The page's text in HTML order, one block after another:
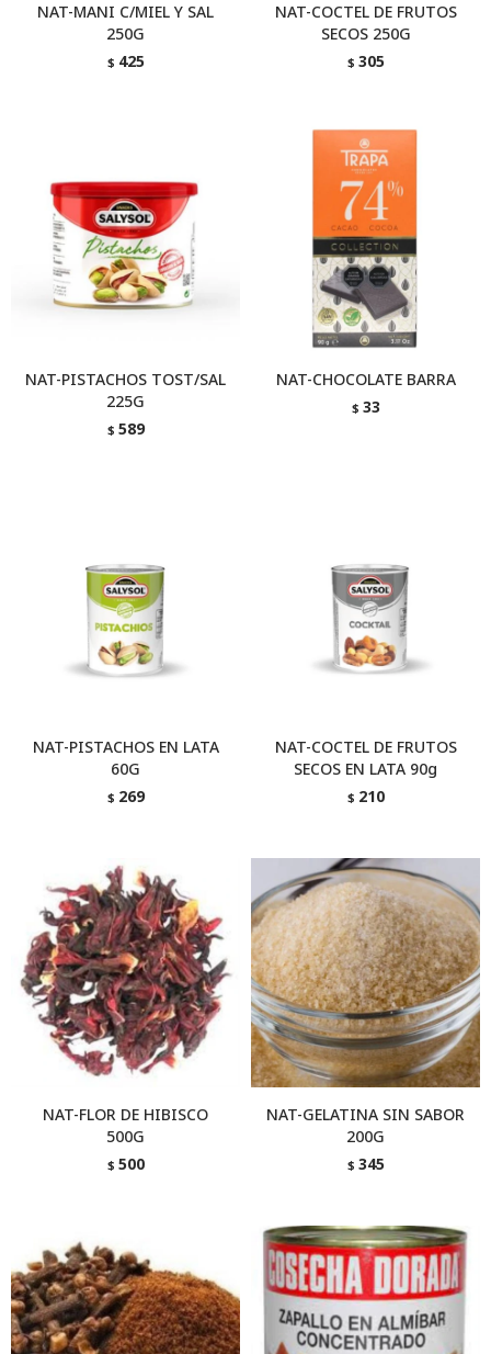
NAT-MANI C/MIEL Y SAL
250G
$ 425
NAT-COCTEL DE FRUTOS
SECOS 250G
$ 305
NAT-PISTACHOS TOST/SAL
225G
$ 589
NAT-CHOCOLATE BARRA
$ 33
NAT-PISTACHOS EN LATA
60G
$ 269
NAT-COCTEL DE FRUTOS
SECOS EN LATA 90g
$ 210
NAT-FLOR DE HIBISCO
500G
$ 500
NAT-GELATINA SIN SABOR
200G
$ 345